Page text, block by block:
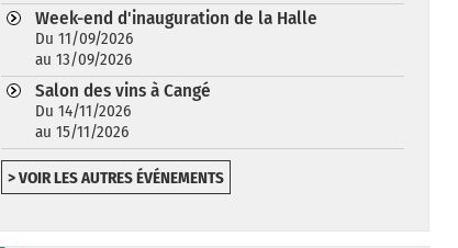
Week-end d'inauguration de la Halle
Du 11/09/2026
au 13/09/2026
Salon des vins à Cangé
Du 14/11/2026
au 15/11/2026
> VOIR LES AUTRES ÉVÉNEMENTS